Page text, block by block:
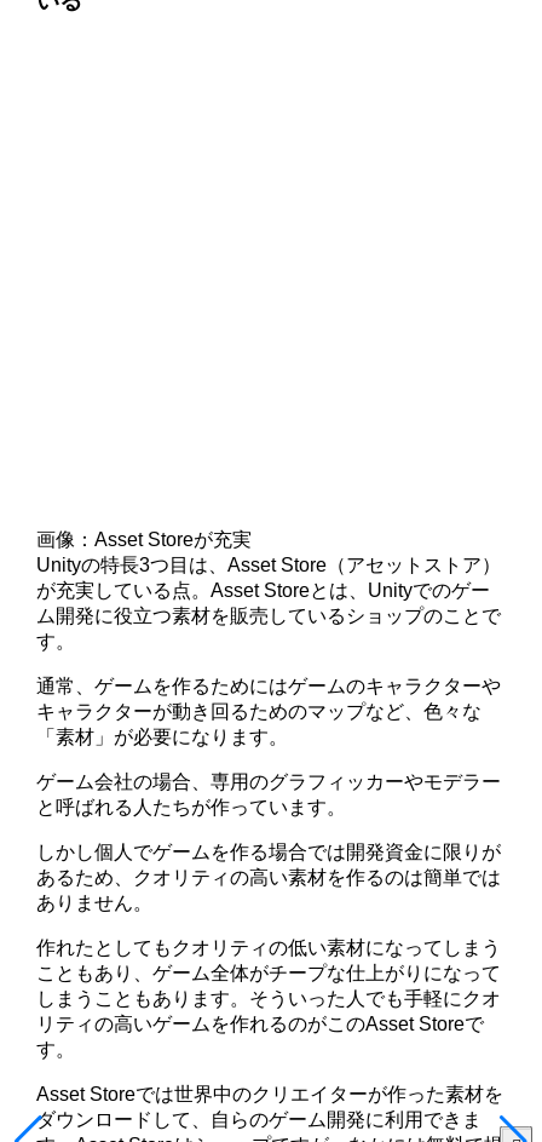
画像：Asset Storeが充実
Unityの特長3つ目は、Asset Store（アセットストア）
が充実している点。Asset Storeとは、Unityでのゲー
ム開発に役立つ素材を販売しているショップのことで
す。
通常、ゲームを作るためにはゲームのキャラクターや
キャラクターが動き回るためのマップなど、色々な
「素材」が必要になります。
ゲーム会社の場合、専用のグラフィッカーやモデラー
と呼ばれる人たちが作っています。
しかし個人でゲームを作る場合では開発資金に限りが
あるため、クオリティの高い素材を作るのは簡単では
ありません。
作れたとしてもクオリティの低い素材になってしまう
こともあり、ゲーム全体がチープな仕上がりになって
しまうこともあります。そういった人でも手軽にクオ
リティの高いゲームを作れるのがこのAsset Storeで
す。
Asset Storeでは世界中のクリエイターが作った素材を
ダウンロードして、自らのゲーム開発に利用できま